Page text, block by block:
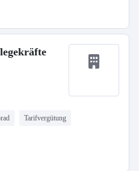
Tarifvergütung